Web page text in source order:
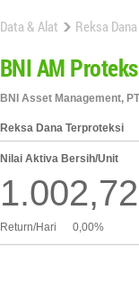
Data & Alat Reksa Dana
BNI AM
BNI Asset Management, PT
Reksa Dana Terproteksi
Nilai Aktiva Bersih/Unit
1.002,72
Return/Hari 0,00%